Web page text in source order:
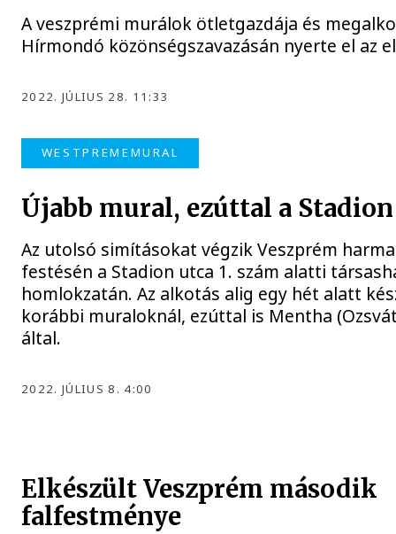
A veszprémi murálok ötletgazdája és
Hírmondó közönségszavazásán nyerte el az
2022. JÚLIUS 28. 11:33
WESTPREMEMURAL
Újabb mural, ezúttal a
Az utolsó simításokat végzik Veszprém
festésén a Stadion utca 1. szám alatti
homlokzatán. Az alkotás alig egy hét alatt
korábbi muraloknál, ezúttal is Mentha
által.
2022. JÚLIUS 8. 4:00
Elkészült Veszprém második
falfestménye